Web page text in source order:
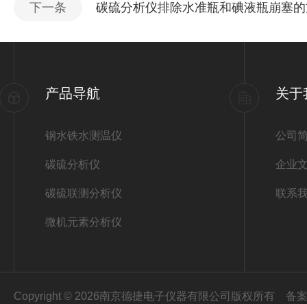
下一条 碳硫分析仪排除水准瓶和碘液瓶崩塞
产品导航
钢水铁水测温仪
碳硫分析仪
碳硫联测分析仪
微机元素分析仪
关于
公司
企业
联系
Copyright © 2026南京德捷电子仪器有限公司版权所有 备